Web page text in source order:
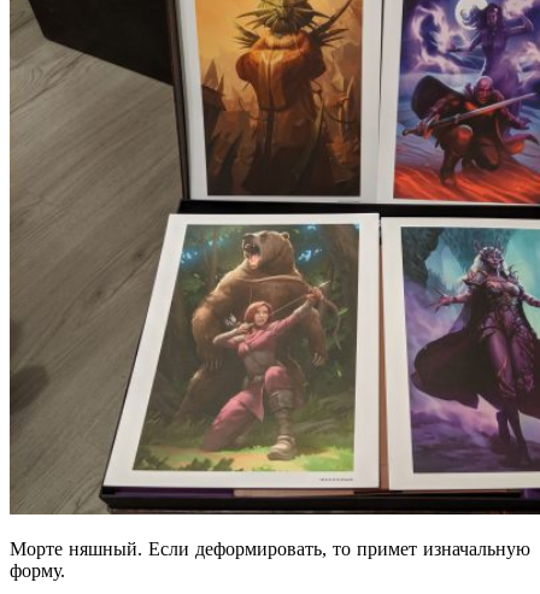
Морте няшный. Если деформировать, то примет изначальную
форму.